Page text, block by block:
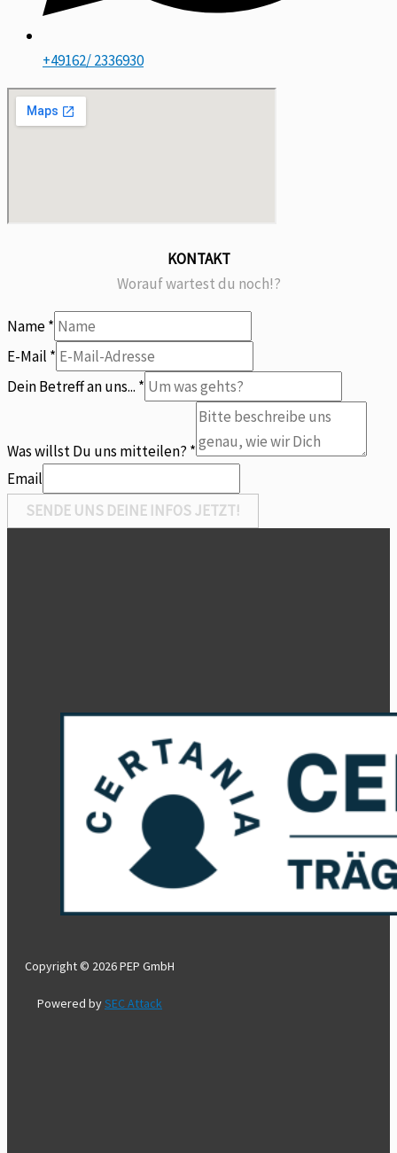
+49162/ 2336930
KONTAKT
Worauf wartest du noch!?
Name*
E-Mail *
Dein Betreff an uns... *
Was willst Du uns mitteilen? *
Email
SENDE UNS DEINE INFOS JETZT!
Copyright © 2026 PEP GmbH
Powered bySEC Attack